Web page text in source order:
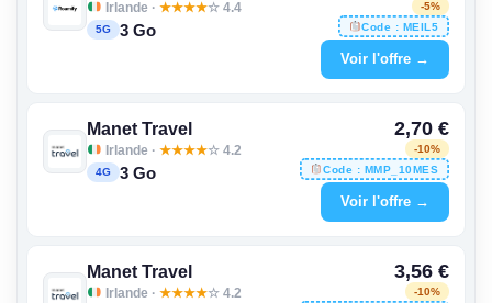
Irlande · ★★★★☆ 4.4
5G 3 Go
-5%
Code : MEIL5
Voir l'offre →
Manet Travel
Irlande · ★★★★☆ 4.2
4G 3 Go
2,70 €
-10%
Code : MMP_10MES
Voir l'offre →
Manet Travel
Irlande · ★★★★☆ 4.2
3,56 €
-10%